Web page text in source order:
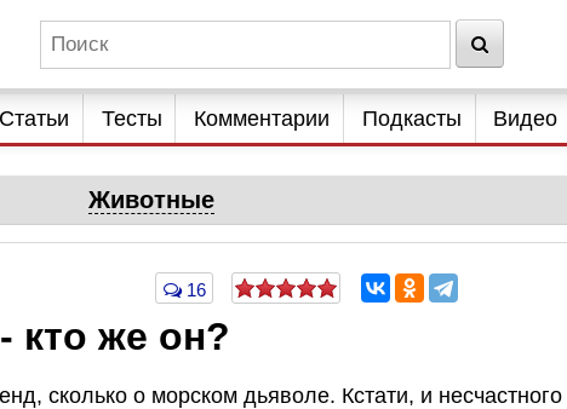
Статьи Тесты Комментарии Подкасты Видео
Животные
16
кто же он?
сколько о морском дьяволе. Кстати, и несчастного